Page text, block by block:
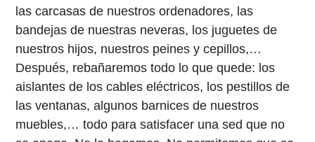
las carcasas de nuestros ordenadores, las
bandejas de nuestras neveras, los juguetes de
nuestros hijos, nuestros peines y cepillos,…
Después, rebañaremos todo lo que quede: los
aislantes de los cables eléctricos, los pestillos de
las ventanas, algunos barnices de nuestros
muebles,… todo para satisfacer una sed que no